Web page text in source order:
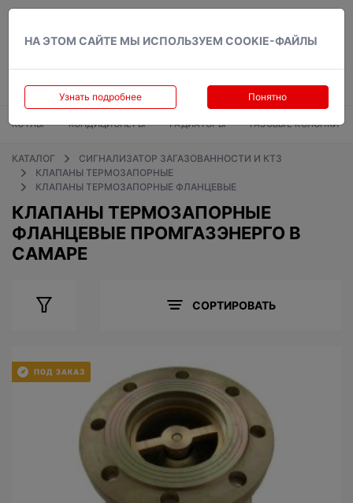
НА ЭТОМ САЙТЕ МЫ ИСПОЛЬЗУЕМ COOKIE-ФАЙЛЫ
Узнать подробнее Понятно
КОТЛЫ КОНДИЦИОНЕРЫ РАДИАТОРЫ ГАЗОВЫЕ КОЛОНКИ
КАТАЛОГ
СИГНАЛИЗАТОР ЗАГАЗОВАННОСТИ И КТЗ
КЛАПАНЫ ТЕРМОЗАПОРНЫЕ
КЛАПАНЫ ТЕРМОЗАПОРНЫЕ ФЛАНЦЕВЫЕ
КЛАПАНЫ ТЕРМОЗАПОРНЫЕ
ФЛАНЦЕВЫЕ ПРОМГАЗЭНЕРГО В
САМАРЕ
СОРТИРОВАТЬ